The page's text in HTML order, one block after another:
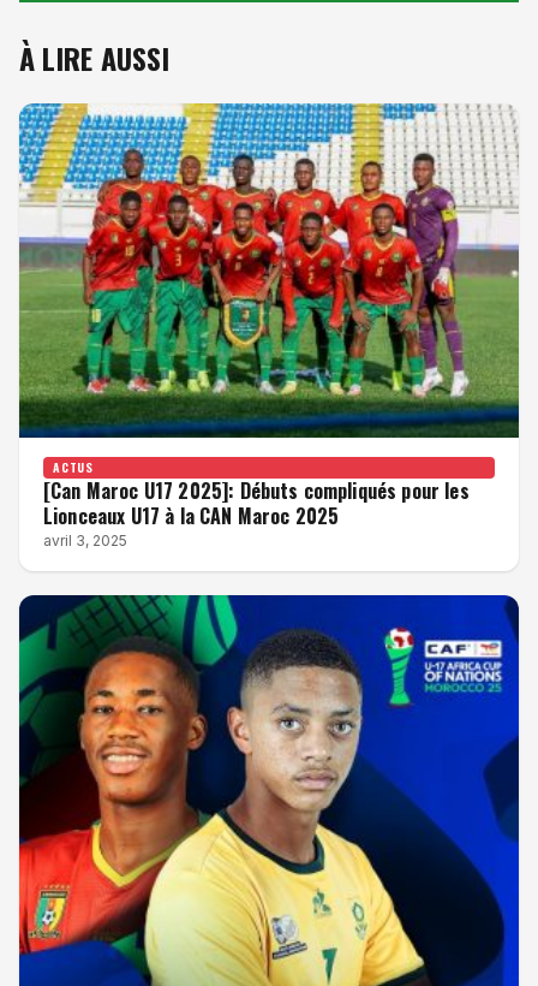
À LIRE AUSSI
ACTUS
[Can Maroc U17 2025]: Débuts compliqués pour les
Lionceaux U17 à la CAN Maroc 2025
avril 3, 2025